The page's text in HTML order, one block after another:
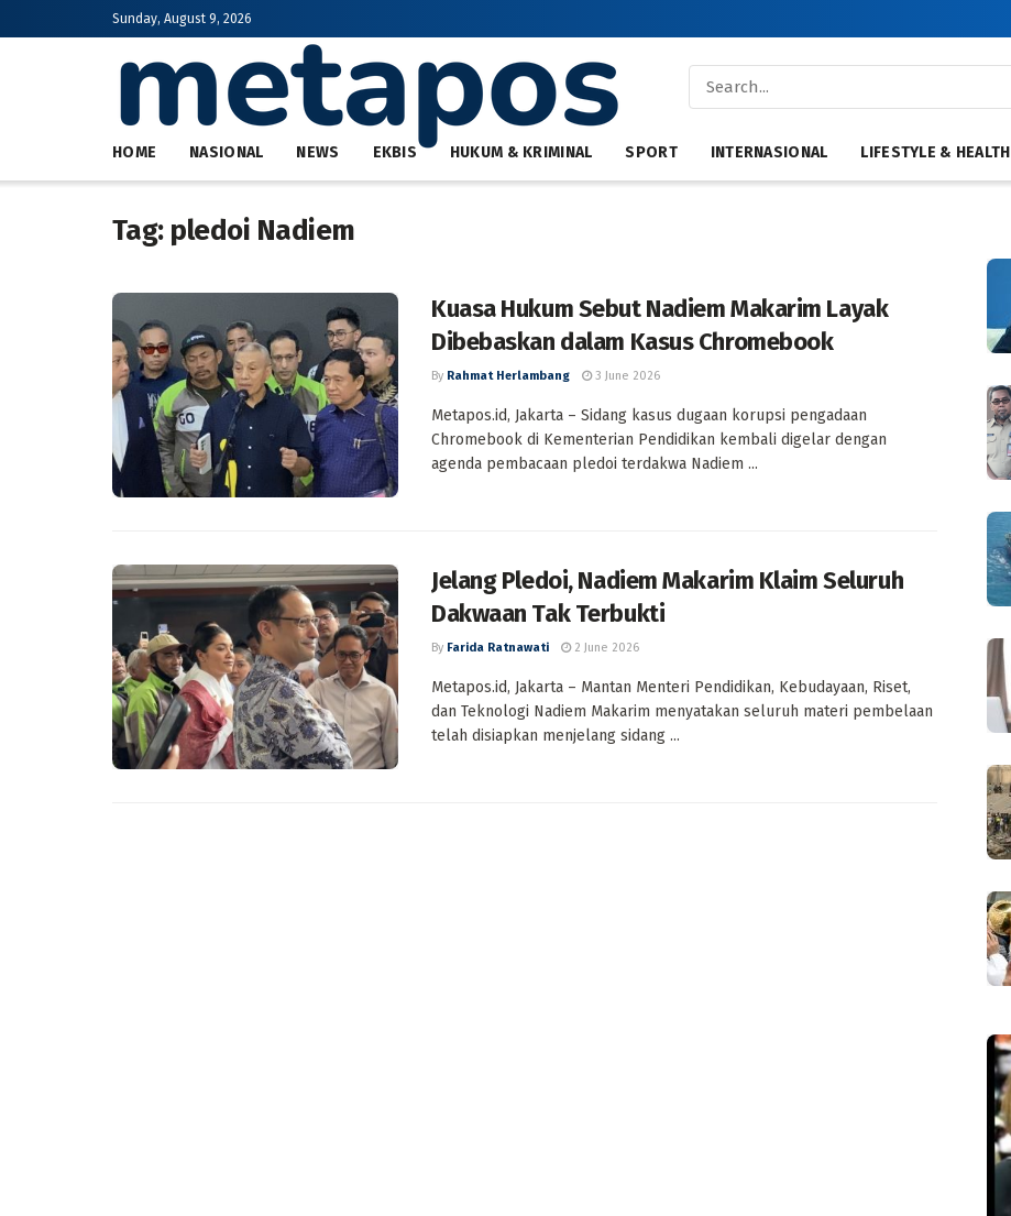
Sunday, August 9, 2026
HOME NASIONAL NEWS EKBIS HUKUM & KRIMINAL SPORT INTERNASIONAL LIFESTYLE & HEALTH
Tag: pledoi Nadiem
Kuasa Hukum Sebut Nadiem Makarim Layak
Dibebaskan dalam Kasus Chromebook
By Rahmat Herlambang 3 June 2026
Metapos.id, Jakarta – Sidang kasus dugaan korupsi pengadaan
Chromebook di Kementerian Pendidikan kembali digelar dengan
agenda pembacaan pledoi terdakwa Nadiem ...
Jelang Pledoi, Nadiem Makarim Klaim Seluruh
Dakwaan Tak Terbukti
By Farida Ratnawati 2 June 2026
Metapos.id, Jakarta – Mantan Menteri Pendidikan, Kebudayaan, Riset,
dan Teknologi Nadiem Makarim menyatakan seluruh materi pembelaan
telah disiapkan menjelang sidang ...